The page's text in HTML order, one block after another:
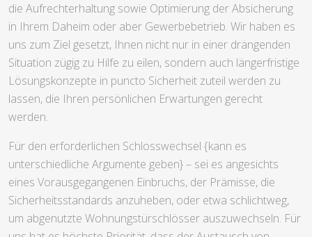
die Aufrechterhaltung sowie Optimierung der Absicherung
in Ihrem Daheim oder aber Gewerbebetrieb. Wir haben es
uns zum Ziel gesetzt, Ihnen nicht nur in einer drängenden
Situation zügig zu Hilfe zu eilen, sondern auch längerfristige
Lösungskonzepte in puncto Sicherheit zuteil werden zu
lassen, die Ihren persönlichen Erwartungen gerecht
werden.
Für den erforderlichen Schlosswechsel {kann es
unterschiedliche Argumente geben} – sei es angesichts
eines Vorausgegangenen Einbruchs, der Prämisse, die
Sicherheitsstandards anzuheben, oder etwa schlichtweg,
um abgenutzte Wohnungstürschlösser auszuwechseln. Für